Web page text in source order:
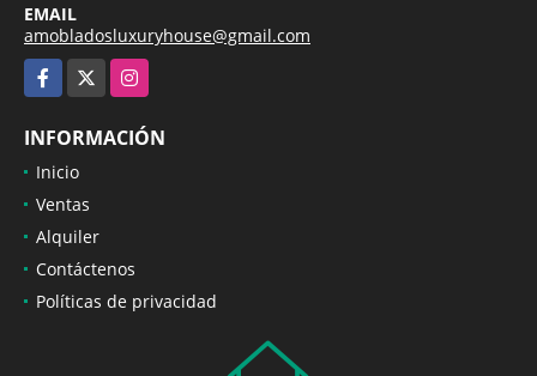
EMAIL
amobladosluxuryhouse@gmail.com
Facebook
Instagram
INFORMACIÓN
Inicio
Ventas
Alquiler
Contáctenos
Políticas de privacidad